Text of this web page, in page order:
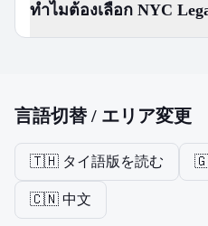
ทำไมต้องเลือก NYC
言語切替 / エリア変更
🇹🇭 タイ語版を読む
🇨🇳 中文